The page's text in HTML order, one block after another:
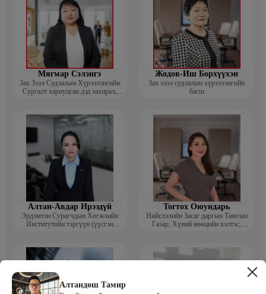
Алтандөш Тамир
Мягмар Сэлэнгэ
Зах Зээл Судлалын Хүрээлэнгийн
Сургалт хариуцсан дэд захирал,
Жодов-Иш Борхүүхэн
Зах зээл судлалын хүрээлэнгийн
багш
Алтан-Авдар Ирээдүй
Эрдэмтэн Сурагчдын Хөгжлийн
Институтийн тэргүүн (үүсгэн
Тогтох Оюундарь
Нийслэлийн Засаг даргын Тамгын
Газар, Хүний нөөцийн хэлтэс,